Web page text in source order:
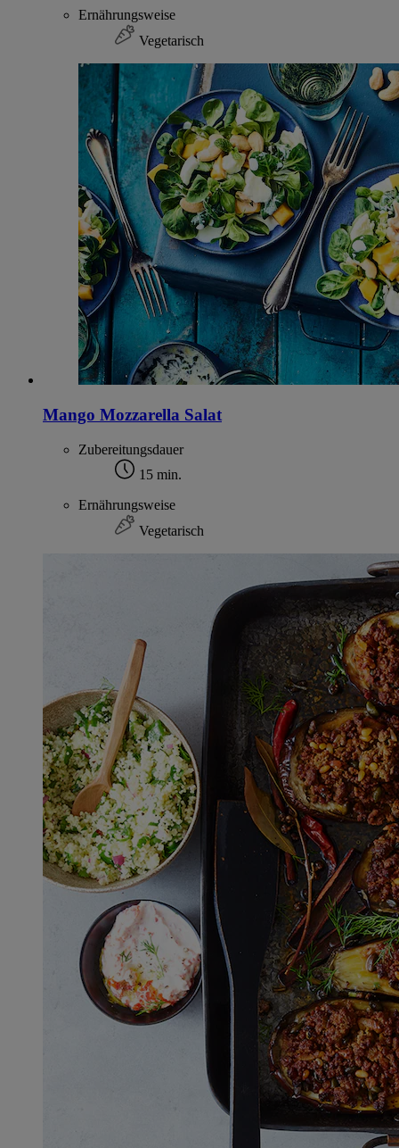
Ernährungsweise
Vegetarisch
Mango Mozzarella Salat
Zubereitungsdauer
15 min.
Ernährungsweise
Vegetarisch